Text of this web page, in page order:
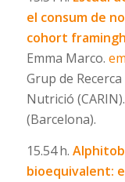
el consum de
cohort
Emma Marco.
Grup de
Nutrició
(Barcelona).
15.54 h.
bioequivalent: